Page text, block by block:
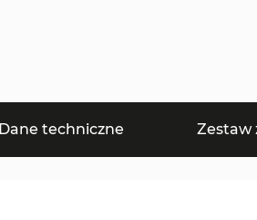
Dane techniczne Zestaw